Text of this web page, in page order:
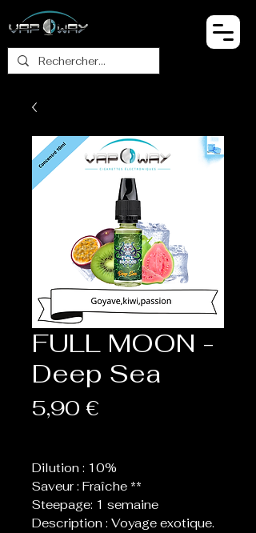
FULL MOON -
Deep Sea
5,90 €
Dilution : 10%
Saveur : Fraîche **
Steepage: 1 semaine
Description : Voyage exotique.